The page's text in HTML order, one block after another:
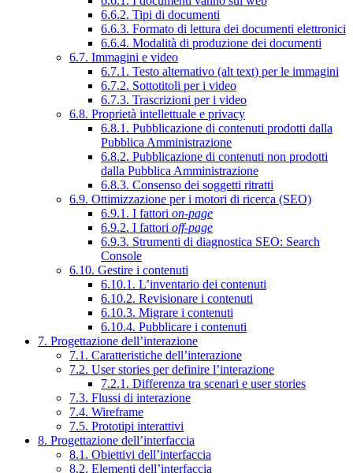
6.6.2. Tipi di documenti
6.6.3. Formato di lettura dei documenti elettronici
6.6.4. Modalità di produzione dei documenti
6.7. Immagini e video
6.7.1. Testo alternativo (alt text) per le immagini
6.7.2. Sottotitoli per i video
6.7.3. Trascrizioni per i video
6.8. Proprietà intellettuale e privacy
6.8.1. Pubblicazione di contenuti prodotti dalla
Pubblica Amministrazione
6.8.2. Pubblicazione di contenuti non prodotti
dalla Pubblica Amministrazione
6.8.3. Consenso dei soggetti ritratti
6.9. Ottimizzazione per i motori di ricerca (SEO)
6.9.1. I fattori on-page
6.9.2. I fattori off-page
6.9.3. Strumenti di diagnostica SEO: Search
Console
6.10. Gestire i contenuti
6.10.1. L’inventario dei contenuti
6.10.2. Revisionare i contenuti
6.10.3. Migrare i contenuti
6.10.4. Pubblicare i contenuti
7. Progettazione dell’interazione
7.1. Caratteristiche dell’interazione
7.2. User stories per definire l’interazione
7.2.1. Differenza tra scenari e user stories
7.3. Flussi di interazione
7.4. Wireframe
7.5. Prototipi interattivi
8. Progettazione dell’interfaccia
8.1. Obiettivi dell’interfaccia
8.2. Elementi dell’interfaccia